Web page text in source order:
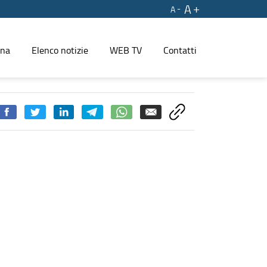
A A
Elenco notizie WEB TV Contatti